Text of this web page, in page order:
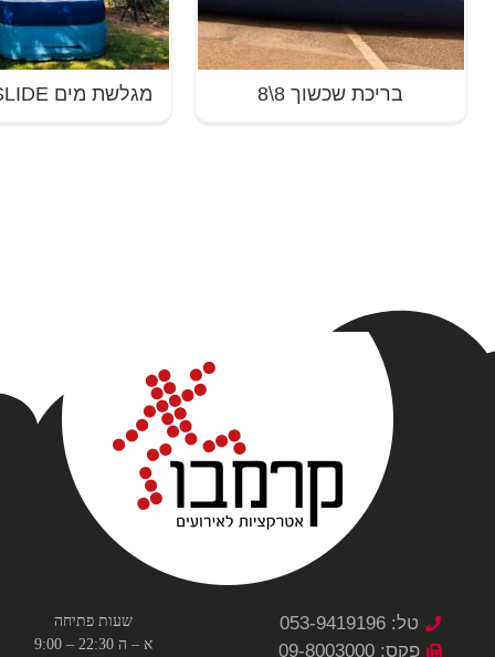
בריכת שכשוך 8\8 מגלשת מים SUPER SLIDE
טל: 053-9419196
פקס: 09-8003000
שעות פתיחה
א – ה 22:30 – 9:00